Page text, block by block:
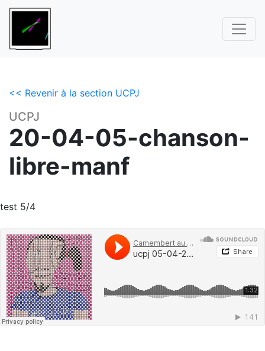
<< Revenir à la section UCPJ
UCPJ
20-04-05-chanson-
libre-manf
test 5/4